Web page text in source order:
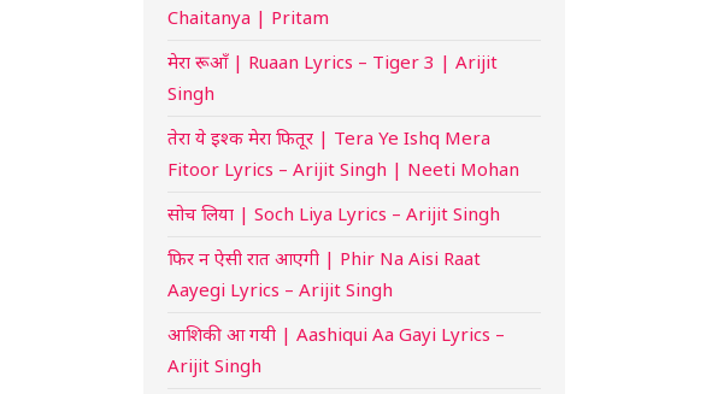
Chaitanya | Pritam
मेरा रूआँ | Ruaan Lyrics – Tiger 3 | Arijit
Singh
तेरा ये इश्क मेरा फितूर | Tera Ye Ishq Mera
Fitoor Lyrics – Arijit Singh | Neeti Mohan
सोच लिया | Soch Liya Lyrics – Arijit Singh
फिर न ऐसी रात आएगी | Phir Na Aisi Raat
Aayegi Lyrics – Arijit Singh
आशिकी आ गयी | Aashiqui Aa Gayi Lyrics –
Arijit Singh